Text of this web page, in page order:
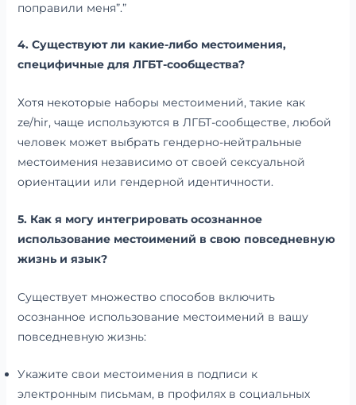
поправили меня”.”
4. Существуют ли какие-либо местоимения,
специфичные для ЛГБТ-сообщества?
Хотя некоторые наборы местоимений, такие как
ze/hir, чаще используются в ЛГБТ-сообществе, любой
человек может выбрать гендерно-нейтральные
местоимения независимо от своей сексуальной
ориентации или гендерной идентичности.
5. Как я могу интегрировать осознанное
использование местоимений в свою повседневную
жизнь и язык?
Существует множество способов включить
осознанное использование местоимений в вашу
повседневную жизнь:
Укажите свои местоимения в подписи к
электронным письмам, в профилях в социальных